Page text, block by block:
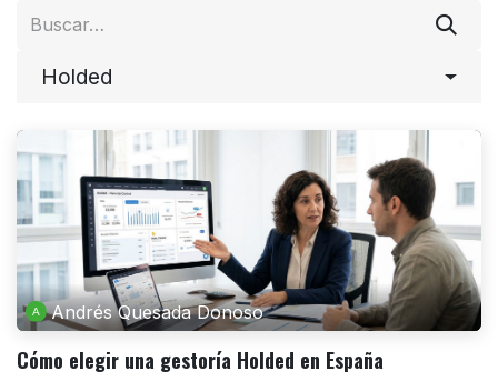
Holded
Andrés Quesada Donoso
Cómo elegir una gestoría Holded en España